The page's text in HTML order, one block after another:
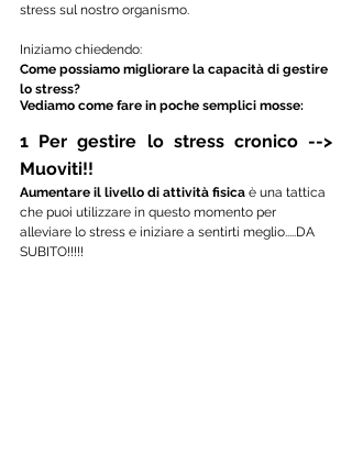
stress sul nostro organismo.
Iniziamo chiedendo:
Come possiamo migliorare la capacità di gestire
lo stress?
Vediamo come fare in poche semplici mosse:
1 Per gestire lo stress cronico -->
Muoviti!!
Aumentare il livello di attività fisica è una tattica
che puoi utilizzare in questo momento per
alleviare lo stress e iniziare a sentirti meglio.....DA
SUBITO!!!!!